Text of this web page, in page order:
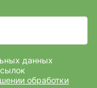
данных
обработки